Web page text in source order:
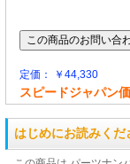
定価： ￥44,330
スピードジャパン
はじめにお読みくだ